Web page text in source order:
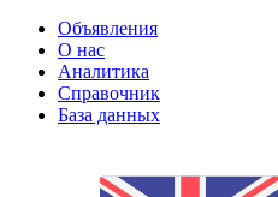
Объявления
О нас
Аналитика
Справочник
База данных